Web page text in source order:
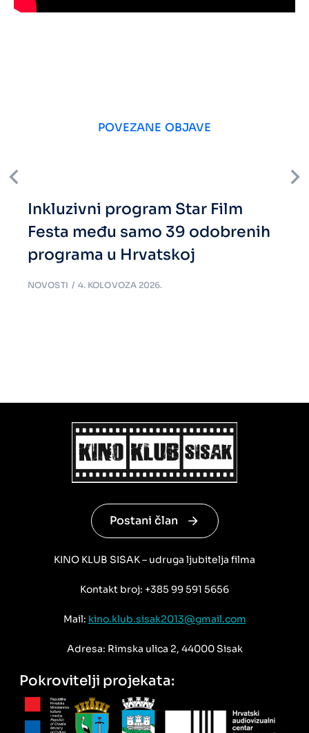
POVEZANE OBJAVE
Inkluzivni program Star Film
Festa među samo 39 odobrenih
programa u Hrvatskoj
NOVOSTI 4. KOLOVOZA 2026.
Postani član
KINO KLUB SISAK – udruga ljubitelja filma
Kontakt broj: +385 99 591 5656
Mail: kino.klub.sisak2013@gmail.com
Adresa: Rimska ulica 2, 44000 Sisak
Pokrovitelji projekata: